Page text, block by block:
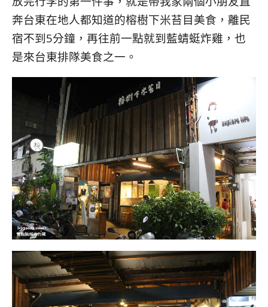
奔台東在地人都知道的榕樹下米苔目美食，離民
宿不到5分鐘，再往前一點就到藍蜻蜓炸雞，也
是來台東排隊美食之一。